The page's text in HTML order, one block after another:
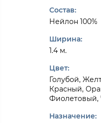
Состав:
Нейлон 100%
Ширина:
1.4 м.
Цвет:
Голубой,
Красный,
Фиолетовый,
Назначение: